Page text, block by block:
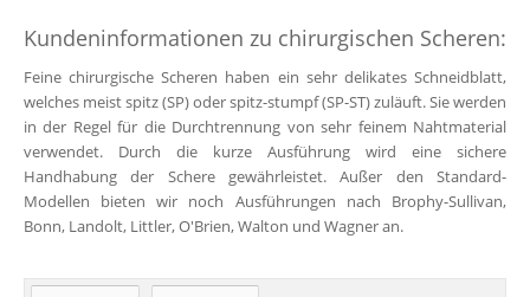
Kundeninformationen zu chirurgischen Scheren:
Feine chirurgische Scheren haben ein sehr delikates Schneidblatt,
welches meist spitz (SP) oder spitz-stumpf (SP-ST) zuläuft. Sie werden
in der Regel für die Durchtrennung von sehr feinem Nahtmaterial
verwendet. Durch die kurze Ausführung wird eine sichere
Handhabung der Schere gewährleistet. Außer den Standard-
Modellen bieten wir noch Ausführungen nach Brophy-Sullivan,
Bonn, Landolt, Littler,O'Brien,Walton und Wagneran.